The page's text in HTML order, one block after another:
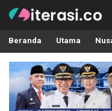
Literasi.co
Pilar Informasi
Beranda Utama